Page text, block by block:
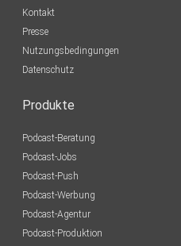
Kontakt
Presse
Nutzungsbedingungen
Datenschutz
Produkte
Podcast-Beratung
Podcast-Jobs
Podcast-Push
Podcast-Werbung
Podcast-Agentur
Podcast-Produktion